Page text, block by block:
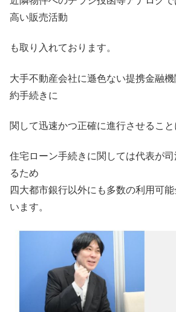
高い販売活動
も取り入れております。
大手不動産会社に遜色ない提携金融
約手続きに
関して迅速かつ正確に進行させること
住宅ローン手続きに関しては代表が
るため
四大都市銀行以外にも多数の利用可
います。